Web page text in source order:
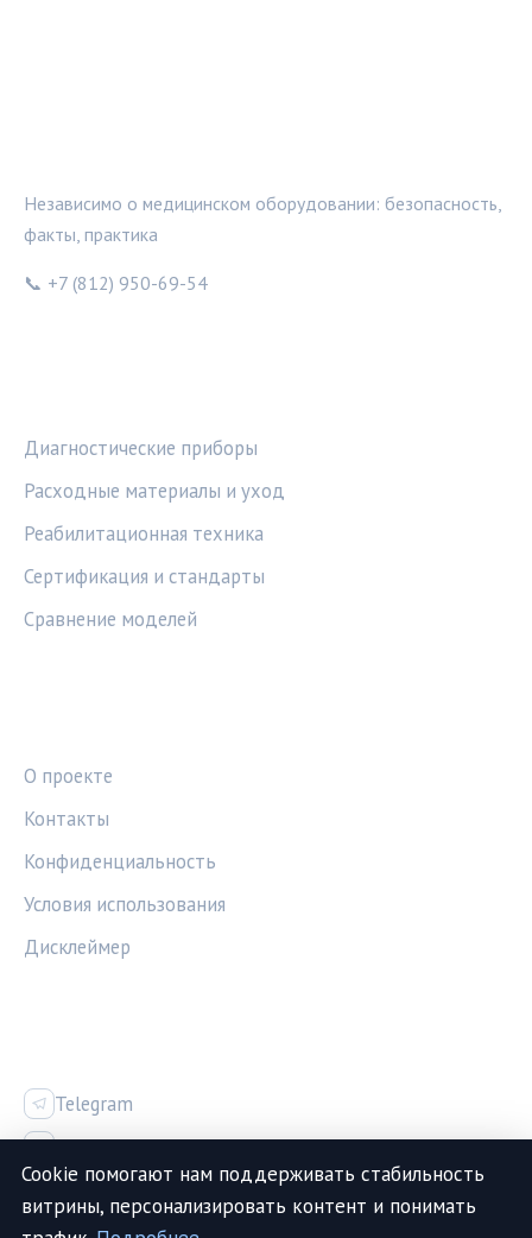
Независимо о медицинском оборудовании: безопасность,
факты, практика
📞 +7 (812) 950-69-54
Диагностические приборы
Расходные материалы и уход
Реабилитационная техника
Сертификация и стандарты
Сравнение моделей
О проекте
Контакты
Конфиденциальность
Условия использования
Дисклеймер
Telegram
Vk
Cookie помогают нам поддерживать стабильность
витрины, персонализировать контент и понимать